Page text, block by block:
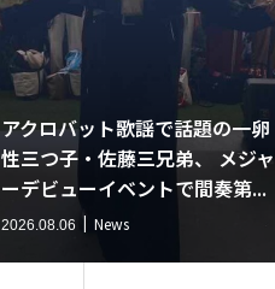
アクロバット歌謡で話題の一卵
性三つ子・佐藤三兄弟、 メジャ
ーデビューイベントで間奏第...
2026.08.06 News